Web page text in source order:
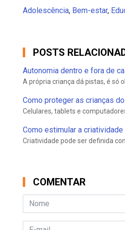
Adolescência, Bem-estar,
POSTS
Autonomia dentro e fora de
A própria criança dá pistas, é só
Como proteger as crianças
Celulares, tablets e
Como estimular a criatividade
Criatividade pode ser definida
COMENTAR